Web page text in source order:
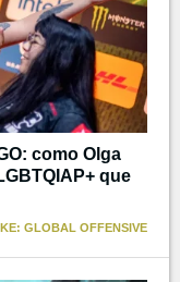
como Olga
que
GLOBAL OFFENSIVE